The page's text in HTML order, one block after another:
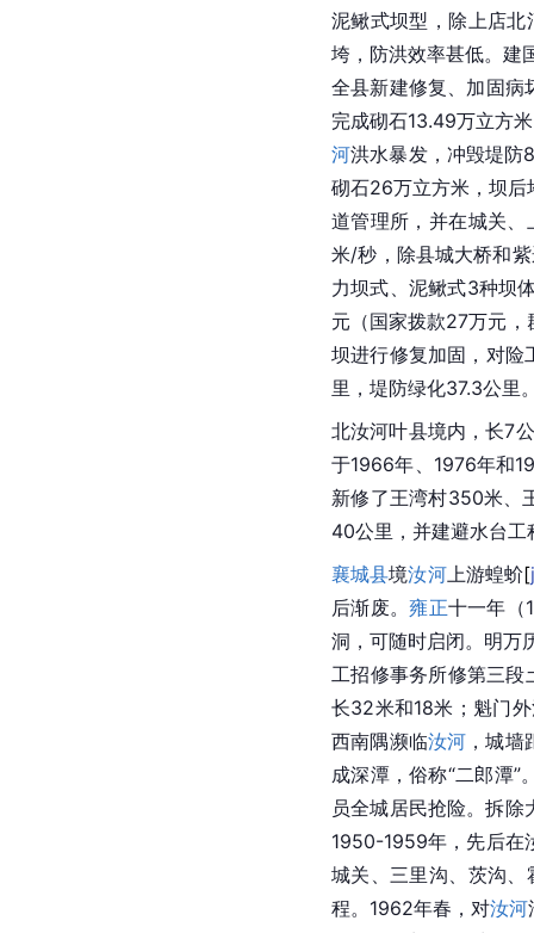
泥鳅式坝型，除上店
垮，防洪效率甚低。建
全县新建修复、加固
完成砌石13.49万立方
河洪水暴发，冲毁堤防
砌石26万立方米，坝后
道管理所，并在城关
米/秒，除县城大桥和
力坝式、 泥鳅式3种坝
元（国家拨款27万元
坝进行修复加固，对险
里，堤防绿化37.3公里
北汝河叶县境内，长7
于1966年、1976年和
新修了王湾村350米、
40公里，并建避水台工
襄城县境汝河上游蝗蚧[
后渐废。雍正十一年（
洞 ，可随时启闭。明
工招修事务所修第三段
长32米和18米；魁门
西南隅濒临汝河 ，城
成深潭，俗称“二郎潭
员全城居民抢险。拆
1950-1959年，先后在
城关、三里沟、茨沟
程。1962年春，对汝河